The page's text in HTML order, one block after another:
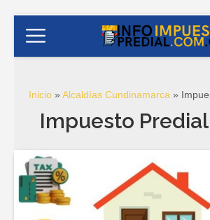
Inicio» Alcaldías Cundinamarca »
Impuesto